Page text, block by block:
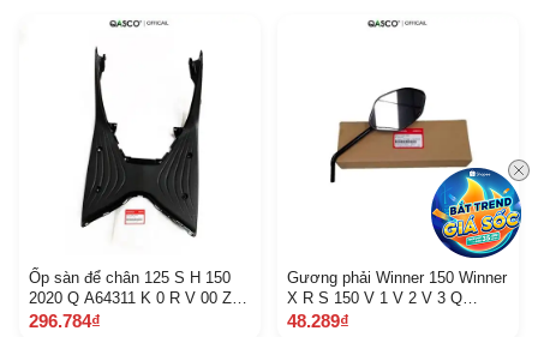
Ốp sàn để chân 125 S H 150
2020 Q A64311 K 0 R V 00 Z A
5 B 2 A
296.784₫
Gương phải Winner 150 Winner
X R S 150 V 1 V 2 V 3 Q
A88210 K 56 V 00 9 C 2 I
48.289₫